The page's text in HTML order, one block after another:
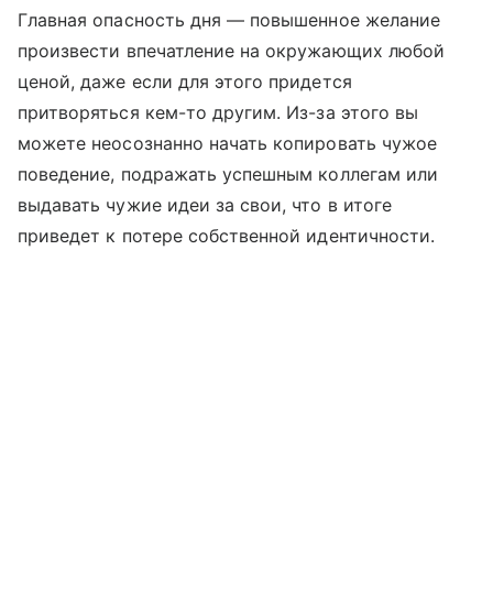
Главная опасность дня — повышенное желание
произвести впечатление на окружающих любой
ценой, даже если для этого придется
притворяться кем-то другим. Из-за этого вы
можете неосознанно начать копировать чужое
поведение, подражать успешным коллегам или
выдавать чужие идеи за свои, что в итоге
приведет к потере собственной идентичности.